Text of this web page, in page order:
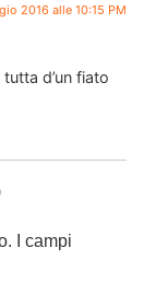
2016 alle 10:15 PM
d’un fiato
I campi